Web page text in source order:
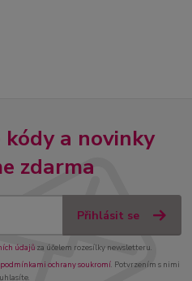
kódy a novinky
zdarma
Přihlásit se
údajůza účelem rozesílky newsletteru.
podmínkami ochrany soukromí. Potvrzením s nimi